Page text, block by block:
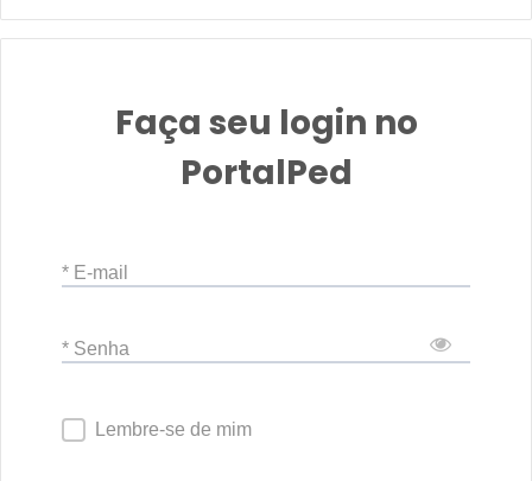
Faça seu login no
PortalPed
* E-mail
* Senha
Lembre-se de mim